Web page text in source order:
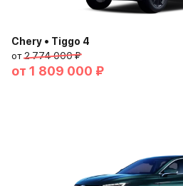
Chery • Tiggo 4
от2 774 000 ₽
от 1 809 000 ₽